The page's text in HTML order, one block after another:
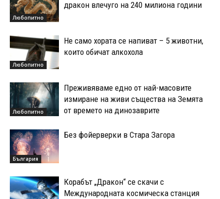
Любопитно
дракон влечуго на 240 милиона години
Любопитно
Не само хората се напиват – 5 животни,
които обичат алкохола
Любопитно
Преживяваме едно от най-масовите
измиране на живи същества на Земята
от времето на динозаврите
България
Без фойерверки в Стара Загора
Корабът „Дракон“ се скачи с
Международната космическа станция